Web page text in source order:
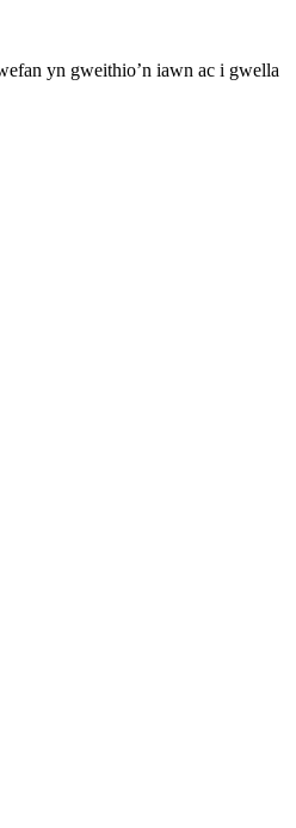
yn gweithio’n iawn ac i gwella